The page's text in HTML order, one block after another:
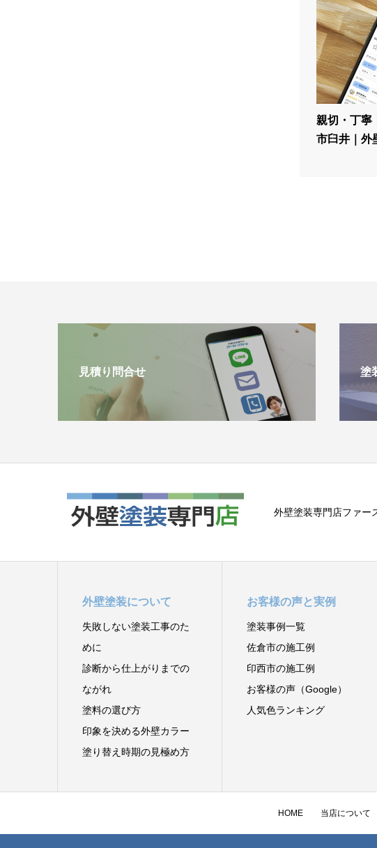
親切・丁寧
市臼井｜外
見積り問合せ 塗
外壁塗装専門店ファー
外壁塗装について
失敗しない塗装工事のた
めに
診断から仕上がりまでの
ながれ
塗料の選び方
印象を決める外壁カラー
塗り替え時期の見極め方
お客様の声と実例
塗装事例一覧
佐倉市の施工例
印西市の施工例
お客様の声（Google）
人気色ランキング
HOME 当店について